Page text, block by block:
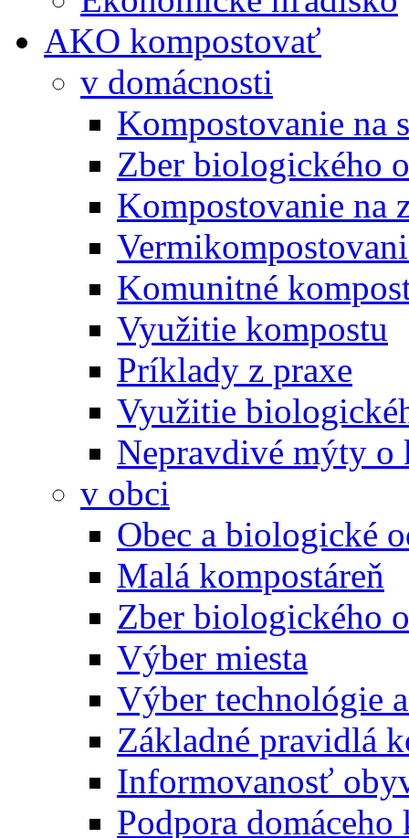
AKO kompostovať
v domácnosti
Kompostovanie na
Zber biologického
Kompostovanie na
Komunitné
Využitie kompostu
Príklady z praxe
Využitie
Nepravdivé mýty o
v obci
Obec a biologické
Malá kompostáreň
Zber biologického
Výber miesta
Výber technológie
Základné pravidlá
Informovanosť
Podpora